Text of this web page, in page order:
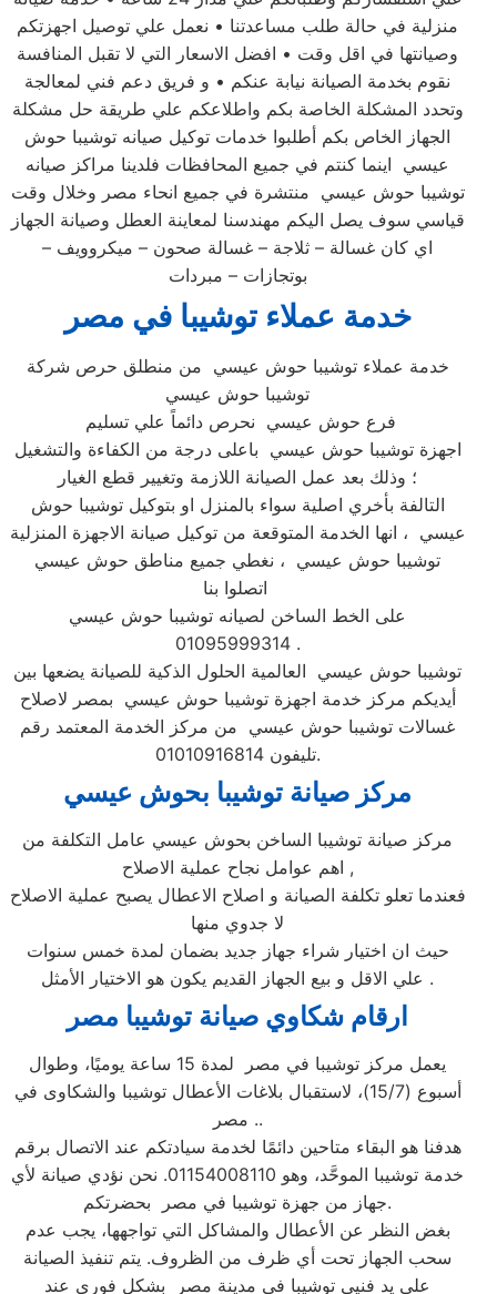
منزلية في حالة طلب مساعدتنا • نعمل علي توصيل اجهزتكم
وصيانتها في اقل وقت • افضل الاسعار التي لا تقبل المنافسة
نقوم بخدمة الصيانة نيابة عنكم • و فريق دعم فني لمعالجة
وتحدد المشكلة الخاصة بكم واطلاعكم علي طريقة حل مشكلة
الجهاز الخاص بكم أطلبوا خدمات توكيل صيانه توشيبا حوش
عيسي اينما كنتم في جميع المحافظات فلدينا مراكز صيانه
توشيبا حوش عيسي منتشرة في جميع انحاء مصر وخلال وقت
قياسي سوف يصل اليكم مهندسنا لمعاينة العطل وصيانة الجهاز
اي كان غسالة – ثلاجة – غسالة صحون – ميكروويف –
بوتجازات – مبردات
خدمة عملاء توشيبا في مصر
خدمة عملاء توشيبا حوش عيسي من منطلق حرص شركة
توشيبا حوش عيسي
فرع حوش عيسي نحرص دائماً علي تسليم
اجهزة توشيبا حوش عيسي باعلى درجة من الكفاءة والتشغيل
؛ وذلك بعد عمل الصيانة اللازمة وتغيير قطع الغيار
التالفة بأخري اصلية سواء بالمنزل او بتوكيل توشيبا حوش
عيسي ، انها الخدمة المتوقعة من توكيل صيانة الاجهزة المنزلية
توشيبا حوش عيسي ، نغطي جميع مناطق حوش عيسي
اتصلوا بنا
على الخط الساخن لصيانه توشيبا حوش عيسي
01095999314 .
توشيبا حوش عيسي العالمية الحلول الذكية للصيانة يضعها بين
أيديكم مركز خدمة اجهزة توشيبا حوش عيسي بمصر لاصلاح
غسالات توشيبا حوش عيسي من مركز الخدمة المعتمد رقم
تليفون 01010916814.
مركز صيانة توشيبا بحوش عيسي
مركز صيانة توشيبا الساخن بحوش عيسي عامل التكلفة من
اهم عوامل نجاح عملية الاصلاح ,
فعندما تعلو تكلفة الصيانة و اصلاح الاعطال يصبح عملية الاصلاح
لا جدوي منها
حيث ان اختيار شراء جهاز جديد بضمان لمدة خمس سنوات
علي الاقل و بيع الجهاز القديم يكون هو الاختيار الأمثل .
ارقام شكاوي صيانة توشيبا مصر
يعمل مركز توشيبا في مصر لمدة 15 ساعة يوميًا، وطوال
أسبوع (15/7)، لاستقبال بلاغات الأعطال توشيبا والشكاوى في
مصر ..
هدفنا هو البقاء متاحين دائمًا لخدمة سيادتكم عند الاتصال برقم
خدمة توشيبا الموحَّد، وهو 01154008110. نحن نؤدي صيانة لأي
جهاز من جهزة توشيبا في مصر بحضرتكم.
بغض النظر عن الأعطال والمشاكل التي تواجهها، يجب عدم
سحب الجهاز تحت أي ظرف من الظروف. يتم تنفيذ الصيانة
على يد فنيي توشيبا في مدينة مصر بشكلٍ فوري عند